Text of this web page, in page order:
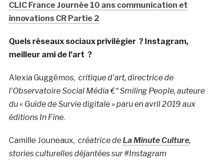
CLIC France Journée 10 ans communication et
innovations CR Partie 2
Quels réseaux sociaux privilégier ? Instagram,
meilleur ami de l’art ?
Alexia Guggémos, critique d’art, directrice de
l’Observatoire Social Média €“ Smiling People, auteure
du « Guide de Survie digitale » paru en avril 2019 aux
éditions In Fine.
Camille Jouneaux, créatrice deLa Minute Culture,
stories culturelles déjantées sur #Instagram